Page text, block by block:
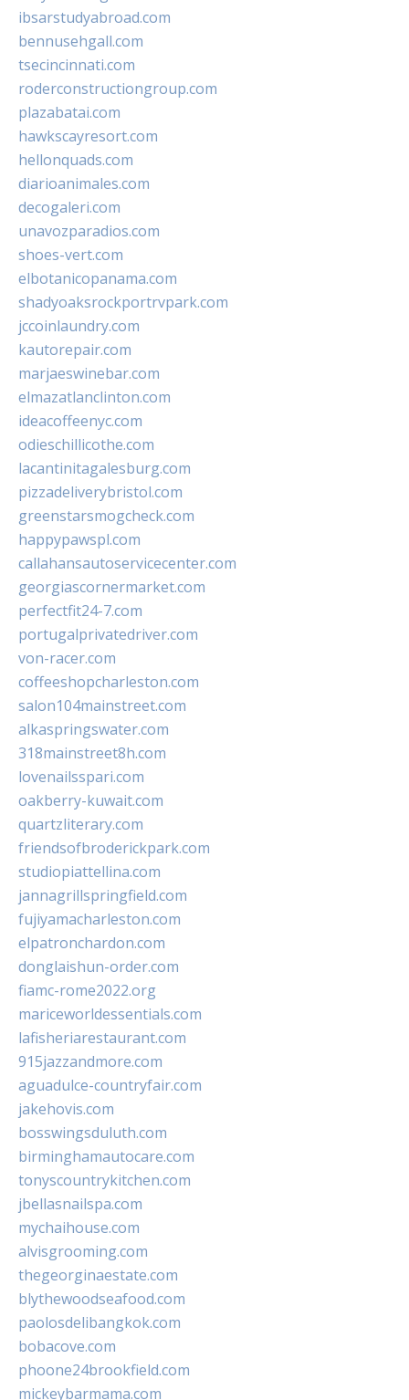
ibsarstudyabroad.com
bennusehgall.com
tsecincinnati.com
roderconstructiongroup.com
plazabatai.com
hawkscayresort.com
hellonquads.com
diarioanimales.com
decogaleri.com
unavozparadios.com
shoes-vert.com
elbotanicopanama.com
shadyoaksrockportrvpark.com
jccoinlaundry.com
kautorepair.com
marjaeswinebar.com
elmazatlanclinton.com
ideacoffeenyc.com
odieschillicothe.com
lacantinitagalesburg.com
pizzadeliverybristol.com
greenstarsmogcheck.com
happypawspl.com
callahansautoservicecenter.com
georgiascornermarket.com
perfectfit24-7.com
portugalprivatedriver.com
von-racer.com
coffeeshopcharleston.com
salon104mainstreet.com
alkaspringswater.com
318mainstreet8h.com
lovenailsspari.com
oakberry-kuwait.com
quartzliterary.com
friendsofbroderickpark.com
studiopiattellina.com
jannagrillspringfield.com
fujiyamacharleston.com
elpatronchardon.com
donglaishun-order.com
fiamc-rome2022.org
mariceworldessentials.com
lafisheriarestaurant.com
915jazzandmore.com
aguadulce-countryfair.com
jakehovis.com
bosswingsduluth.com
birminghamautocare.com
tonyscountrykitchen.com
jbellasnailspa.com
mychaihouse.com
alvisgrooming.com
thegeorginaestate.com
blythewoodseafood.com
paolosdelibangkok.com
bobacove.com
phoone24brookfield.com
mickeybarmama.com